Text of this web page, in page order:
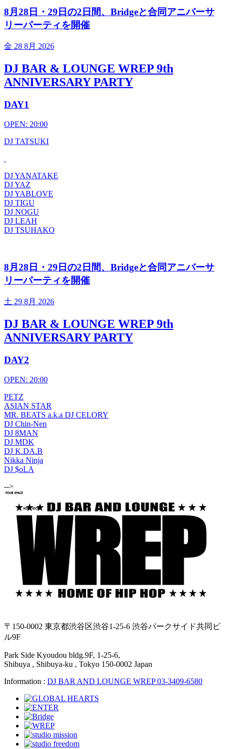
8月28日・29日の2日間、Bridgeと合同アニバーサ
リーパーティを開催
金 28 8月 2026
DJ BAR & LOUNGE WREP 9th
ANNIVERSARY PARTY
DAY1
OPEN: 20:00
DJ TATSUKI
DJ YANATAKE
DJ YAZ
DJ YABLOVE
DJ TIGU
DJ NOGU
DJ LEAH
DJ TSUHAKO
8月28日・29日の2日間、Bridgeと合同アニバーサ
リーパーティを開催
土 29 8月 2026
DJ BAR & LOUNGE WREP 9th
ANNIVERSARY PARTY
DAY2
OPEN: 20:00
PETZ
ASIAN STAR
MR. BEATS a.k.a DJ CELORY
DJ Chin-Nen
DJ 8MAN
DJ MDK
DJ K.DA.B
Nikka Ninja
DJ $oLA
-->
〒150-0002 東京都渋谷区渋谷1-25-6 渋谷パークサイド共同ビ
ル9F
Park Side Kyoudou bldg.9F, 1-25-6,
Shibuya , Shibuya-ku , Tokyo 150-0002 Japan
Information : DJ BAR AND LOUNGE WREP 03-3409-6580